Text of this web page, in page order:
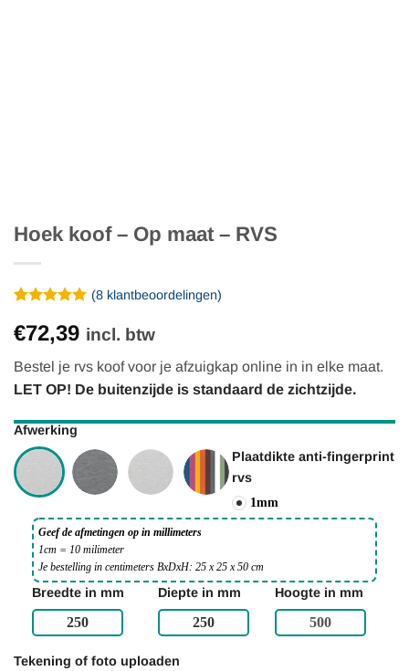
Hoek koof – Op maat – RVS
5op 5
gebaseerd
op
klantbeoordelingen
(8klantbeoordelingen)
€72,39 incl. btw
Bestel je rvs koof voor je afzuigkap online in in elke maat.
LET OP! De buitenzijde is standaard de zichtzijde.
Afwerking
Plaatdikte anti-fingerprint
rvs
1mm
Geef de afmetingen op in millimeters
1cm = 10 milimeter
Je bestelling in centimeters BxDxH: 25 x 25 x 50 cm
Breedte in mm Diepte in mm Hoogte in mm
Tekening of foto uploaden